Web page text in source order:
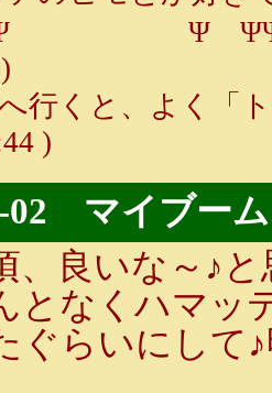
ΨΨ / 一生○女
行くと、よく「
)
02 マイブーム
良いな～♪と
となくハマッ
ぐらいにして